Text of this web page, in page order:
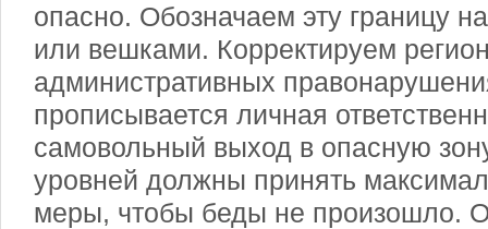
опасно. Обозначаем эту границу
или вешками. Корректируем
административных
прописывается личная
самовольный выход в опасную
уровней должны принять
меры, чтобы беды не произошло.